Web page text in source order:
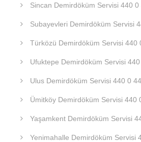
Sincan Demirdöküm Servisi 440 0
Subayevleri Demirdöküm Servisi
Türközü Demirdöküm Servisi 440
Ufuktepe Demirdöküm Servisi
Ulus Demirdöküm Servisi 440 0
Ümitköy Demirdöküm Servisi 440
Yaşamkent Demirdöküm Servisi
Yenimahalle Demirdöküm Servisi